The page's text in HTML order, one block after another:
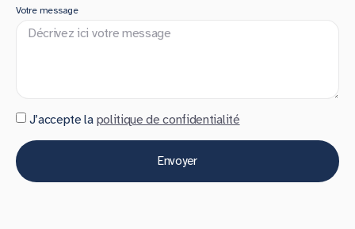
Votre message
J’accepte la politique de confidentialité
Envoyer